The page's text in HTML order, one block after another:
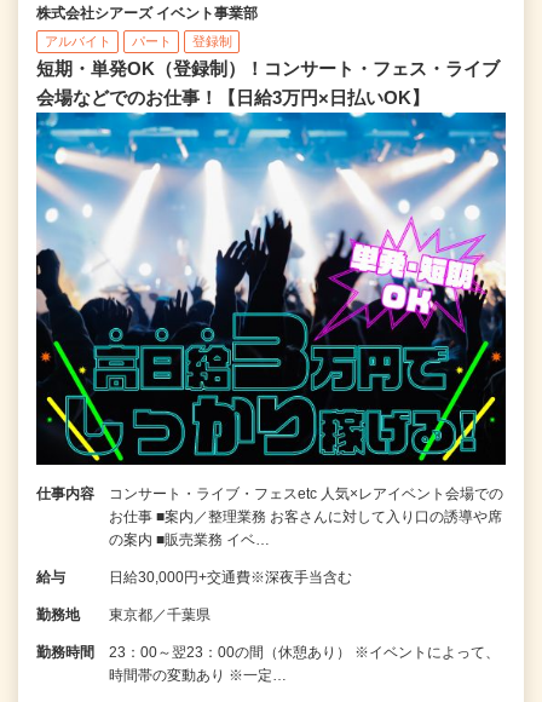
株式会社シアーズ イベント事業部
アルバイト パート 登録制
短期・単発OK（登録制）！コンサート・フェス・ライブ
会場などでのお仕事！【日給3万円×日払いOK】
仕事内容
コンサート・ライブ・フェスetc 人気×レアイベント会場での
お仕事 ■案内／整理業務 お客さんに対して入り口の誘導や席
の案内 ■販売業務 イベ…
給与 日給30,000円+交通費※深夜手当含む
勤務地 東京都／千葉県
勤務時間
23：00～翌23：00の間（休憩あり） ※イベントによって、
時間帯の変動あり ※一定…